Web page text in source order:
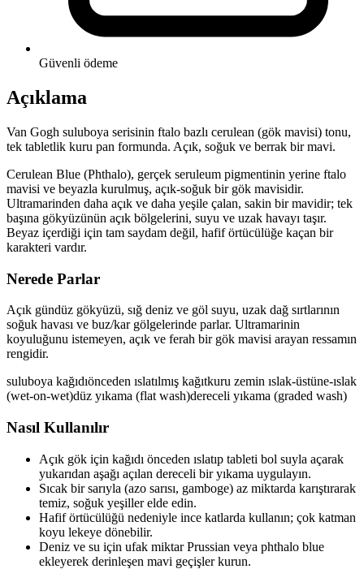
Güvenli ödeme
Açıklama
Van Gogh suluboya serisinin ftalo bazlı cerulean (gök mavisi) tonu,
tek tabletlik kuru pan formunda. Açık, soğuk ve berrak bir mavi.
Cerulean Blue (Phthalo), gerçek seruleum pigmentinin yerine ftalo
mavisi ve beyazla kurulmuş, açık-soğuk bir gök mavisidir.
Ultramarinden daha açık ve daha yeşile çalan, sakin bir mavidir; tek
başına gökyüzünün açık bölgelerini, suyu ve uzak havayı taşır.
Beyaz içerdiği için tam saydam değil, hafif örtücülüğe kaçan bir
karakteri vardır.
Nerede Parlar
Açık gündüz gökyüzü, sığ deniz ve göl suyu, uzak dağ sırtlarının
soğuk havası ve buz/kar gölgelerinde parlar. Ultramarinin
koyuluğunu istemeyen, açık ve ferah bir gök mavisi arayan ressamın
rengidir.
suluboya kağıdıönceden ıslatılmış kağıtkuru zemin ıslak-üstüne-ıslak
(wet-on-wet)düz yıkama (flat wash)dereceli yıkama (graded wash)
Nasıl Kullanılır
Açık gök için kağıdı önceden ıslatıp tableti bol suyla açarak
yukarıdan aşağı açılan dereceli bir yıkama uygulayın.
Sıcak bir sarıyla (azo sarısı, gamboge) az miktarda karıştırarak
temiz, soğuk yeşiller elde edin.
Hafif örtücülüğü nedeniyle ince katlarda kullanın; çok katman
koyu lekeye dönebilir.
Deniz ve su için ufak miktar Prussian veya phthalo blue
ekleyerek derinleşen mavi geçişler kurun.